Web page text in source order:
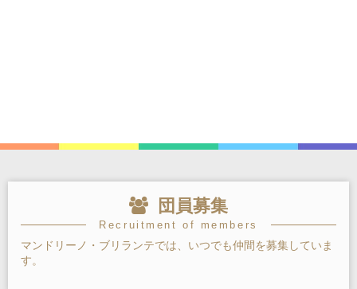
団員募集
Recruitment of members
マンドリーノ・ブリランテでは、いつでも仲間を募集していま
す。